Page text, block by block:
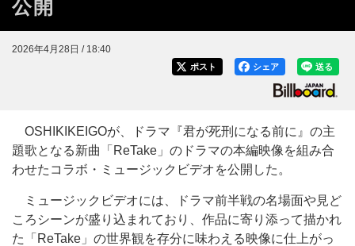
公開
2026年4月28日 / 18:40
送る
シェア
ポスト
OSHIKIKEIGOが、ドラマ『君が死刑になる前に』の主
題歌となる新曲「ReTake」のドラマの本編映像を組み合
わせたコラボ・ミュージックビデオを公開した。
ミュージックビデオには、ドラマ前半戦の名場面や見ど
ころシーンが盛り込まれており、作品に寄り添って描かれ
た「ReTake」の世界観を存分に味わえる映像に仕上がっ